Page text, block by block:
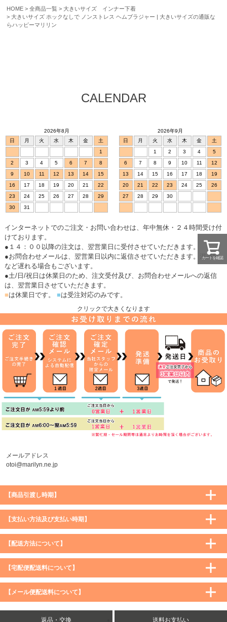
カートを確認
HOME 全商品一覧
大きいサイズ インナー下着
大きいサイズ ホックなしで ノンストレス ヘムブラジャー | 大きいサイズの通販な
らハッピーマリリン
CALENDAR
2026年8月
日
月 火 水 木 金
土
1
2
3 4 5 6 7
8
9
10 11 12 13 14
15
16
17 18 19 20 21
22
23
24 25 26 27 28
29
30
31
2026年9月
日
月 火 水 木 金
土
1
2 3 4
5
6
7 8 9 10 11
12
13
14 15 16 17 18
19
20
21 22 23 24 25
26
27
28 29 30
インターネットでのご注文・お問い合わせは、年中無休・２４時間受け付
けております。
●１４：００以降の注文は、翌営業日に受付させていただきます。
●お問合わせメールは、翌営業日以内に返信させていただきます。混雑時
など遅れる場合もございます。
●土/日/祝日は休業日のため、注文受付及び、お問合わせメールへの返信
は、翌営業日させていただきます。
■は休業日です。 ■は受注対応のみです。
クリックで大きくなります
メールアドレス
otoi@marilyn.ne.jp
【商品引渡し時期】
【支払い方法及び支払い時期】
【配送方法について】
【宅配便配送料について】
購入価格 ／ 地域 通常 沖縄・離島など一部地域
5,900円（税込）未満
590円（税込）
【メール便配送料について】
返品・交換 送料お支払い